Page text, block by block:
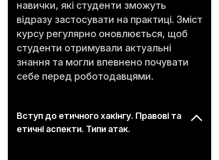
навички, які студенти зможуть
відразу застосувати на практиці. Зміст
курсу регулярно оновлюється, щоб
студенти отримували актуальні
знання та могли впевнено почувати
себе перед роботодавцями.
Вступ до етичного хакінгу. Правові та
етичні аспекти. Типи атак.